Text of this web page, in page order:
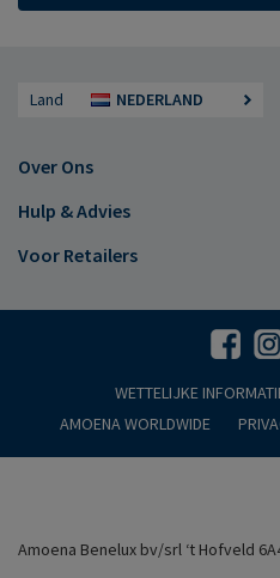
Land NEDERLAND
Over Ons
Hulp & Advies
Voor Retailers
WETTELIJKE
AMOENA WORLDWIDE
Amoena Benelux bv/srl ‘t Hofveld